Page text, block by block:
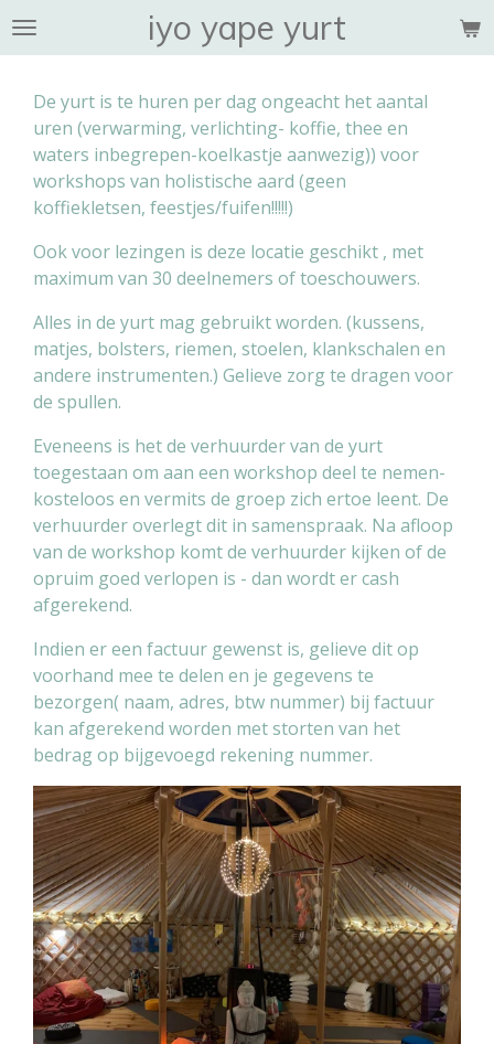
Ga
hoofdinhoud
iyo yape yurt
De yurt is te huren per dag ongeacht het aantal
uren (verwarming, verlichting- koffie, thee en
waters inbegrepen-koelkastje aanwezig)) voor
workshops van holistische aard (geen
koffiekletsen, feestjes/fuifen!!!!!)
Ook voor lezingen is deze locatie geschikt , met
maximum van 30 deelnemers of toeschouwers.
Alles in de yurt mag gebruikt worden. (kussens,
matjes, bolsters, riemen, stoelen, klankschalen en
andere instrumenten.) Gelieve zorg te dragen voor
de spullen.
Eveneens is het de verhuurder van de yurt
toegestaan om aan een workshop deel te nemen-
kosteloos en vermits de groep zich ertoe leent. De
verhuurder overlegt dit in samenspraak. Na afloop
van de workshop komt de verhuurder kijken of de
opruim goed verlopen is - dan wordt er cash
afgerekend.
Indien er een factuur gewenst is, gelieve dit op
voorhand mee te delen en je gegevens te
bezorgen( naam, adres, btw nummer) bij factuur
kan afgerekend worden met storten van het
bedrag op bijgevoegd rekening nummer.